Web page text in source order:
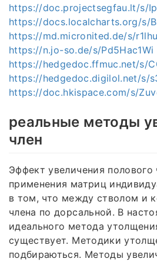
https://doc.projectsegfau.lt/s/
https://docs.localcharts.org/s/
https://md.micronited.de/s/
https://n.jo-so.de/s/Pd5Hac1Wi
https://hedgedoc.ffmuc.net/s/
https://hedgedoc.digilol.net/s/
https://doc.hkispace.com/s/
реальные методы
член
Эффект увеличения полового
применения матриц
в том, что между стволом и
члена по дорсальной. В
идеального метода
существует. Методики
подбираються. Методы